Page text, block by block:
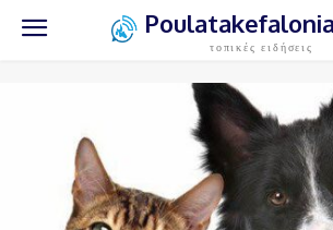
τοπικές ειδήσεις